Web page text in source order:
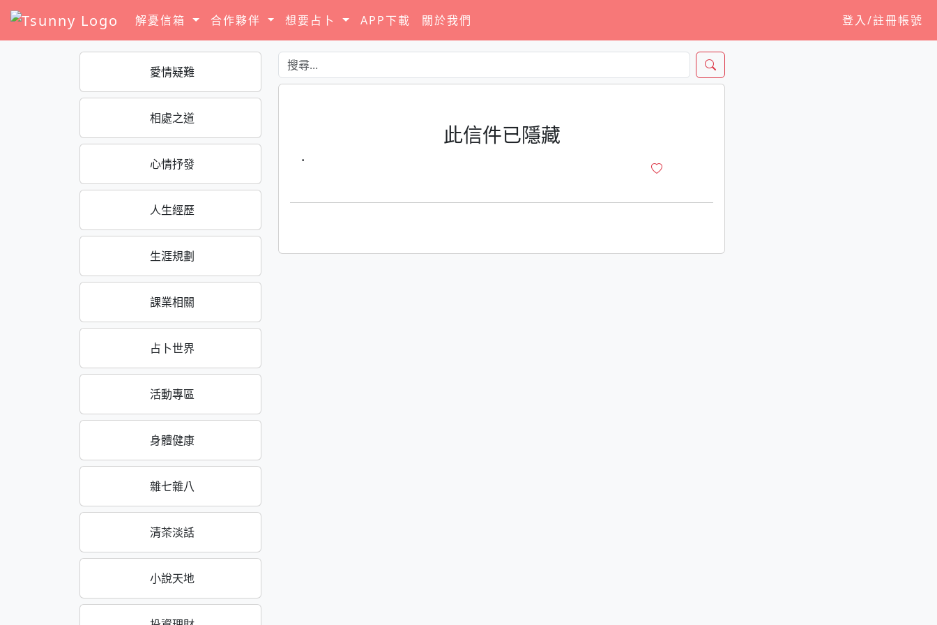
解憂信箱 合作夥伴 想要占卜 APP下載 關於我們 登入/註冊帳號
愛情疑難
相處之道
心情抒發
人生經歷
生涯規劃
課業相關
占卜世界
活動專區
身體健康
雜七雜八
清茶淡話
小說天地
此信件已隱藏
·